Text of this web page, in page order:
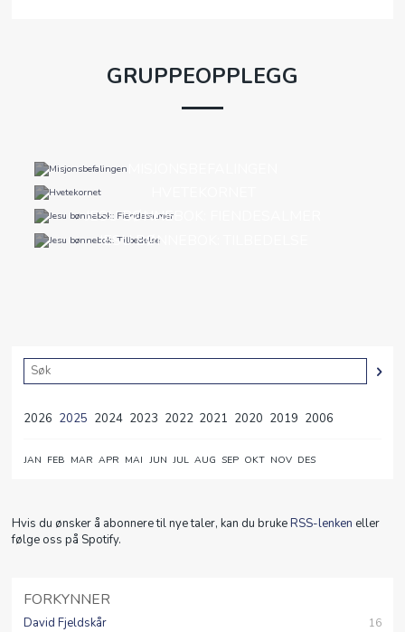
GRUPPEOPPLEGG
JESU BØNNEBOK: FIENDESALMER
JESU BØNNEBOK: TILBEDELSE
2026 2025 2024 2023 2022 2021 2020 2019 2006
JAN FEB MAR APR MAI JUN JUL AUG SEP OKT NOV DES
Hvis du ønsker å abonnere til nye taler, kan du brukeRSS-lenken eller
følge oss på Spotify.
FORKYNNER
David Fjeldskår 16